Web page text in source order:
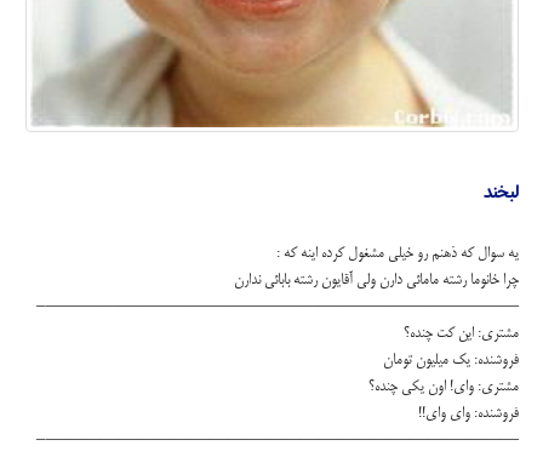
لبخند
يه سوال كه ذهنم رو خيلي مشغول كرده اينه كه :
چرا خانوما رشته مامائي دارن ولي آقايون رشته بابائي ندارن
——————————————————————————–
مشتري: اين كت چنده؟
فروشنده: یک میلیون تومان
مشتري: واي! اون يكي چنده؟
فروشنده: واي واي!!
——————————————————————————–